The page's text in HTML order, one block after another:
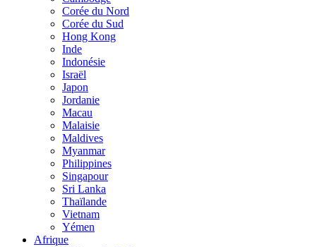
Corée du Nord
Corée du Sud
Hong Kong
Inde
Indonésie
Israël
Japon
Jordanie
Macau
Malaisie
Maldives
Myanmar
Philippines
Singapour
Sri Lanka
Thaïlande
Vietnam
Yémen
Afrique